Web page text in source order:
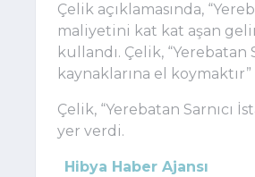
Çelik açıklamasında,
maliyetini kat kat aşan
kullandı. Çelik,
kaynaklarına el
Çelik, “Yerebatan Sarnıcı
yer verdi.
Hibya Haber Ajansı